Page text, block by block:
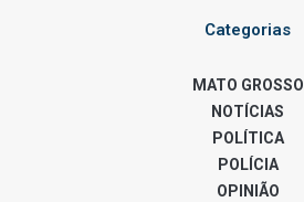
Categorias
MATO GROSSO
NOTÍCIAS
POLÍTICA
POLÍCIA
OPINIÃO